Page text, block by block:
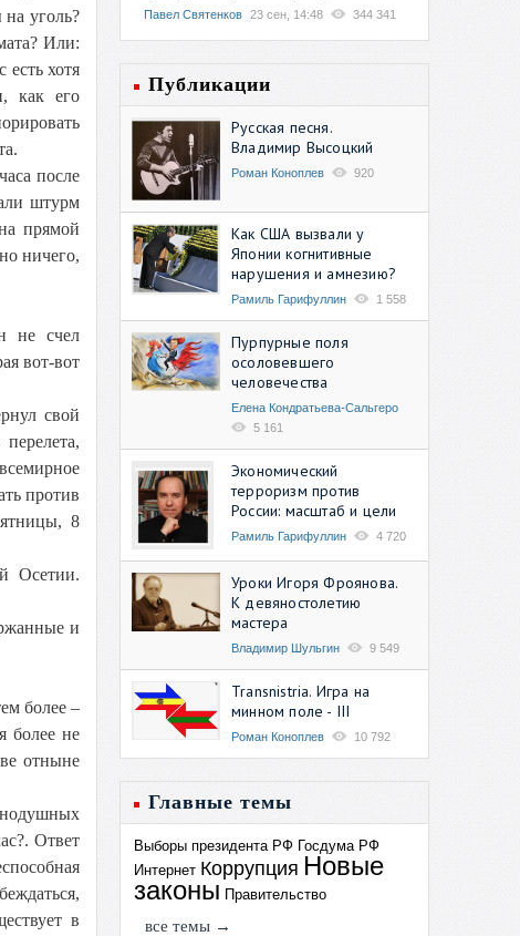
уголь?
Или:
хотя
как его
после
штурм
прямой
ничего,
не счел
вот-вот
свой
против
8
Осетии.
и
более –
более не
отныне
Ответ
в
Павел Святенков 23 сен, 14:48 344 341
Публикации
Русская песня.
Владимир Высоцкий
Роман Коноплев 920
Как США вызвали у
Японии когнитивные
нарушения и амнезию?
Рамиль Гарифуллин 1 558
Пурпурные поля
осоловевшего
человечества
Елена Кондратьева-Сальгеро
5 161
Экономический
терроризм против
России: масштаб и цели
Рамиль Гарифуллин 4 720
Уроки Игоря Фроянова.
К девяностолетию
мастера
Владимир Шульгин 9 549
Transnistria. Игра на
минном поле - III
Роман Коноплев 10 792
Главные темы
Выборы президента РФ Госдума РФ
Интернет Коррупция Новые
законы Правительство
все темы →